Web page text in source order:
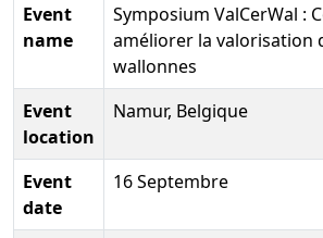
Event
name
Symposium ValCerWal :
améliorer la valorisation
wallonnes
Event
location
Namur, Belgique
Event
date
16 Septembre